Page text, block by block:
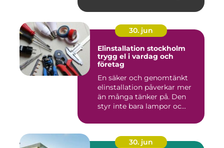
30. jun
Elinstallation stockholm
trygg el i vardag och
företag
En säker och genomtänkt
elinstallation påverkar mer
än många tänker på. Den
styr inte bara lampor oc...
30. jun